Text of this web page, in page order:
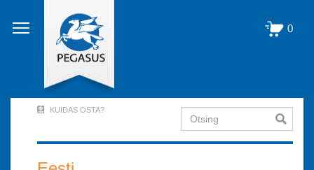
edasi
põhisisu
0
Account
KUIDAS OSTA? Otsing